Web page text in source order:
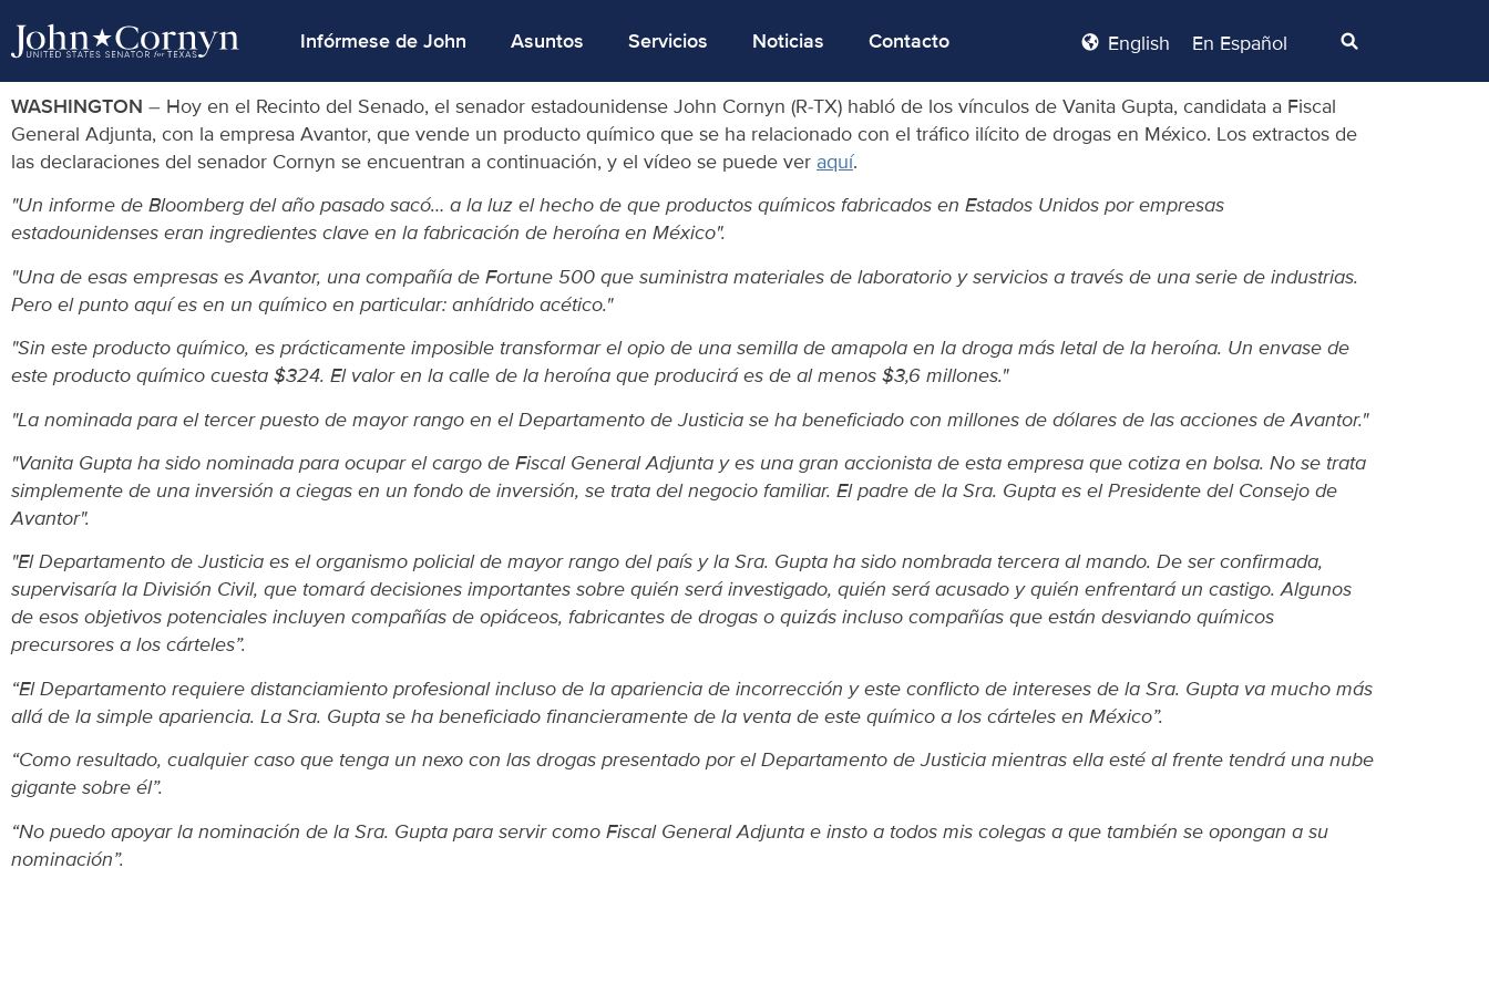
Infórmese de John Asuntos Servicios Noticias Contacto English En Español
WASHINGTON – Hoy en el Recinto del Senado, el senador estadounidense John Cornyn (R-TX) habló de los vínculos de Vanita Gupta, candidata a Fiscal
General Adjunta, con la empresa Avantor, que vende un producto químico que se ha relacionado con el tráfico ilícito de drogas en México. Los extractos de
las declaraciones del senador Cornyn se encuentran a continuación, y el vídeo se puede ver aquí.
"Un informe de Bloomberg del año pasado sacó… a la luz el hecho de que productos químicos fabricados en Estados Unidos por empresas
estadounidenses eran ingredientes clave en la fabricación de heroína en México".
"Una de esas empresas es Avantor, una compañía de Fortune 500 que suministra materiales de laboratorio y servicios a través de una serie de industrias.
Pero el punto aquí es en un químico en particular: anhídrido acético."
"Sin este producto químico, es prácticamente imposible transformar el opio de una semilla de amapola en la droga más letal de la heroína. Un envase de
este producto químico cuesta $324. El valor en la calle de la heroína que producirá es de al menos $3,6 millones."
"La nominada para el tercer puesto de mayor rango en el Departamento de Justicia se ha beneficiado con millones de dólares de las acciones de Avantor."
"Vanita Gupta ha sido nominada para ocupar el cargo de Fiscal General Adjunta y es una gran accionista de esta empresa que cotiza en bolsa. No se trata
simplemente de una inversión a ciegas en un fondo de inversión, se trata del negocio familiar. El padre de la Sra. Gupta es el Presidente del Consejo de
Avantor".
"El Departamento de Justicia es el organismo policial de mayor rango del país y la Sra. Gupta ha sido nombrada tercera al mando. De ser confirmada,
supervisaría la División Civil, que tomará decisiones importantes sobre quién será investigado, quién será acusado y quién enfrentará un castigo. Algunos
de esos objetivos potenciales incluyen compañías de opiáceos, fabricantes de drogas o quizás incluso compañías que están desviando químicos
precursores a los cárteles”.
“El Departamento requiere distanciamiento profesional incluso de la apariencia de incorrección y este conflicto de intereses de la Sra. Gupta va mucho más
allá de la simple apariencia. La Sra. Gupta se ha beneficiado financieramente de la venta de este químico a los cárteles en México”.
“Como resultado, cualquier caso que tenga un nexo con las drogas presentado por el Departamento de Justicia mientras ella esté al frente tendrá una nube
gigante sobre él”.
“No puedo apoyar la nominación de la Sra. Gupta para servir como Fiscal General Adjunta e insto a todos mis colegas a que también se opongan a su
nominación”.